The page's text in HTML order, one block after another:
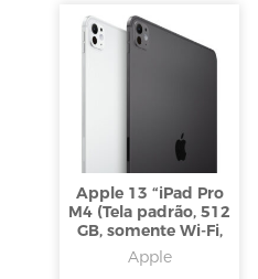
Apple 13 “iPad Pro
M4 (Tela padrão, 512
GB, somente Wi-Fi,
Space Gray)
Apple